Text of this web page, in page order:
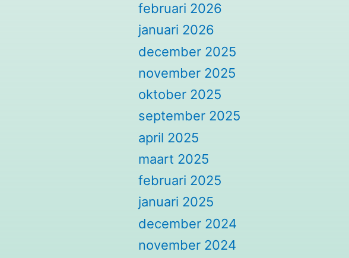
februari 2026
januari 2026
december 2025
november 2025
oktober 2025
september 2025
april 2025
maart 2025
februari 2025
januari 2025
december 2024
november 2024